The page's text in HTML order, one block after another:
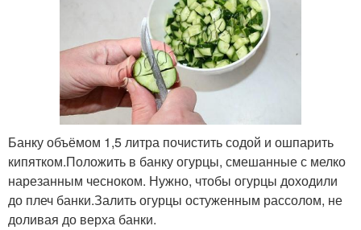
Банку объёмом 1,5 литра почистить содой и ошпарить
кипятком.Положить в банку огурцы, смешанные с мелко
нарезанным чесноком. Нужно, чтобы огурцы доходили
до плеч банки.Залить огурцы остуженным рассолом, не
доливая до верха банки.